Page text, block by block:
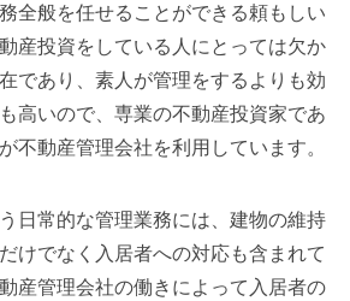
全般を任せることができる頼もしい
産投資をしている人にとっては欠か
であり、素人が管理をするよりも効
高いので、専業の不動産投資家であ
不動産管理会社を利用しています。
日常的な管理業務には、建物の維持
けでなく入居者への対応も含まれて
産管理会社の働きによって入居者の